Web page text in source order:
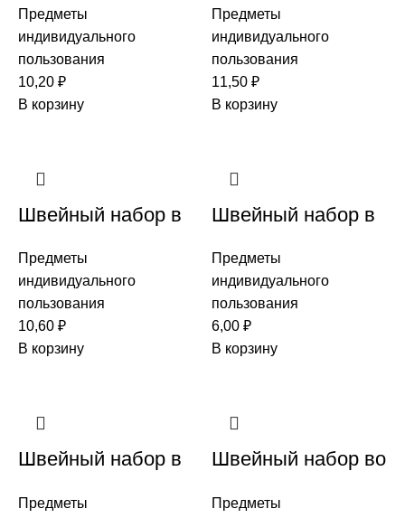
2пуговицы,
булавочка, иголка)
с золотой полосой
Предметы
индивидуального
пользования
10,20 ₽
В корзину
2пуговицы,
булавочка, иголка)
с серебрянной
полосой
Предметы
индивидуального
пользования
11,50 ₽
В корзину
Швейный набор в
ниток, 2пуговицы,
булавочка, иголка)
Предметы
индивидуального
пользования
10,60 ₽
В корзину
Швейный набор в
Предметы
индивидуального
пользования
6,00 ₽
В корзину
Швейный набор в
Предметы
Швейный набор во
2пуговицы,
Предметы